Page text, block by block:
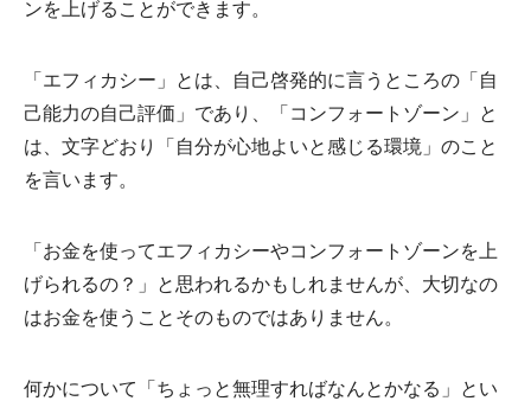
ンを上げることができます。
「エフィカシー」とは、自己啓発的に言うところの「自
己能力の自己評価」であり、「コンフォートゾーン」と
は、文字どおり「自分が心地よいと感じる環境」のこと
を言います。
「お金を使ってエフィカシーやコンフォートゾーンを上
げられるの？」と思われるかもしれませんが、大切なの
はお金を使うことそのものではありません。
何かについて「ちょっと無理すればなんとかなる」とい